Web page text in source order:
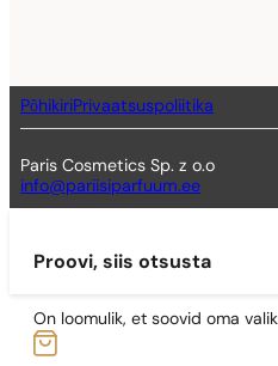
PõhikiriPrivaatsuspoliitika
Paris Cosmetics Sp. z o.o
info@pariisiparfuum.ee
Proovi, siis otsusta
On loomulik, et soovid oma